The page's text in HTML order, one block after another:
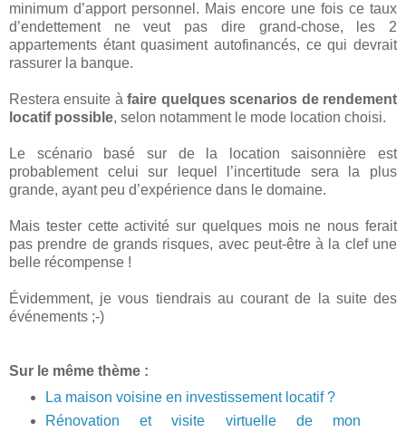
minimum d’apport personnel. Mais encore une fois ce taux
d’endettement ne veut pas dire grand-chose, les 2
appartements étant quasiment autofinancés, ce qui devrait
rassurer la banque.
Restera ensuite àfaire quelques scenarios de rendement
locatif possible, selon notamment le mode location choisi.
Le scénario basé sur de la location saisonnière est
probablement celui sur lequel l’incertitude sera la plus
grande, ayant peu d’expérience dans le domaine.
Mais tester cette activité sur quelques mois ne nous ferait
pas prendre de grands risques, avec peut-être à la clef une
belle récompense !
Évidemment, je vous tiendrais au courant de la suite des
événements ;-)
Sur le même thème :
La maison voisine en investissement locatif ?
Rénovation et visite virtuelle de mon